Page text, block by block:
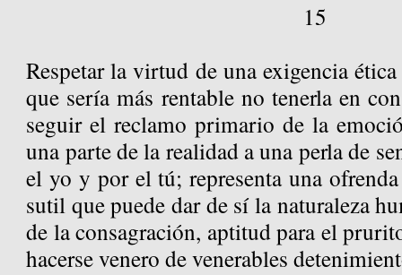
15
Respetar la virtud de una exigencia
que sería más rentable no tenerla en
seguir el reclamo primario de la
una parte de la realidad a una perla de
el yo y por el tú; representa una
sutil que puede dar de sí la naturaleza
de la consagración, aptitud para el
hacerse venero de venerables